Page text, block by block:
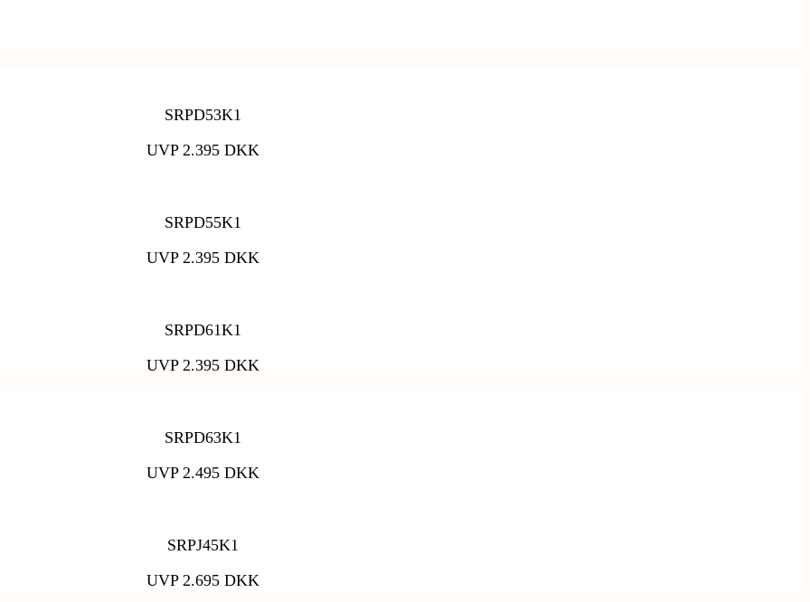
SRPD53K1
UVP 2.395 DKK
SRPD55K1
UVP 2.395 DKK
SRPD61K1
UVP 2.395 DKK
SRPD63K1
UVP 2.495 DKK
SRPJ45K1
UVP 2.695 DKK